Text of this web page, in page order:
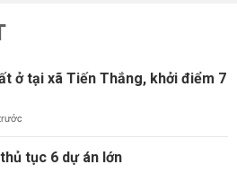
ở tại xã Tiến Thắng, khởi điểm 7
tục 6 dự án lớn